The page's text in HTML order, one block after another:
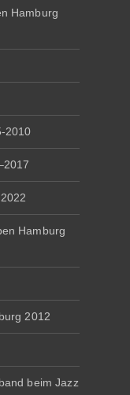
Hamburg
2010
Hamburg
2012
beim Jazz